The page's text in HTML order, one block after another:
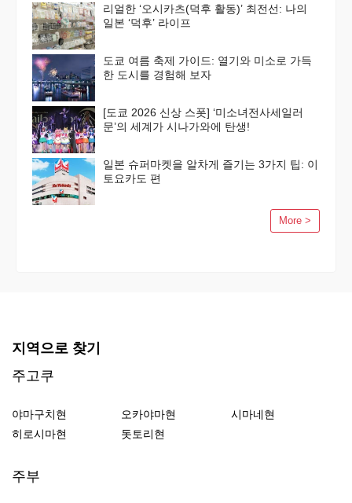
리얼한 ‘오시카츠(덕후 활동)’ 최전선: 나의
일본 ‘덕후’ 라이프
도쿄 여름 축제 가이드: 열기와 미소로 가득
한 도시를 경험해 보자
[도쿄 2026 신상 스폿] ‘미소녀전사세일러
문’의 세계가 시나가와에 탄생!
일본 슈퍼마켓을 알차게 즐기는 3가지 팁: 이
토요카도 편
More >
지역으로 찾기
주고쿠
야마구치현 오카야마현
시마네현
히로시마현
돗토리현
주부